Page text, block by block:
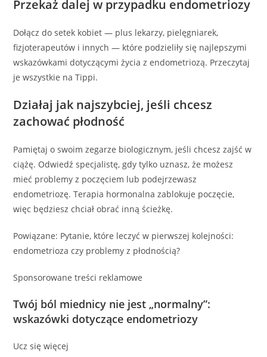
Przekaż dalej w przypadku endometriozy
Dołącz do setek kobiet — plus lekarzy, pielęgniarek,
fizjoterapeutów i innych — które podzieliły się najlepszymi
wskazówkami dotyczącymi życia z endometriozą. Przeczytaj
je wszystkie na Tippi.
Działaj jak najszybciej, jeśli chcesz
zachować płodność
Pamiętaj o swoim zegarze biologicznym, jeśli chcesz zajść w
ciążę. Odwiedź specjalistę, gdy tylko uznasz, że możesz
mieć problemy z poczęciem lub podejrzewasz
endometriozę. Terapia hormonalna zablokuje poczęcie,
więc będziesz chciał obrać inną ścieżkę.
Powiązane: Pytanie, które leczyć w pierwszej kolejności:
endometrioza czy problemy z płodnością?
Sponsorowane treści reklamowe
Twój ból miednicy nie jest „normalny”:
wskazówki dotyczące endometriozy
Ucz się więcej